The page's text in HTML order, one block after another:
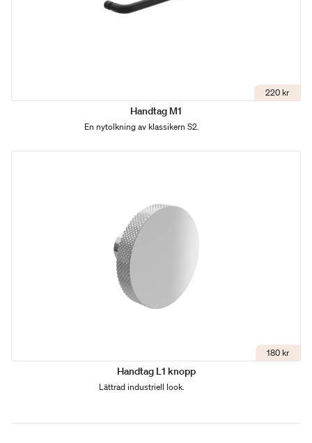
220 kr
Handtag M1
En nytolkning av klassikern S2.
180 kr
Handtag L1 knopp
Lättrad industriell look.